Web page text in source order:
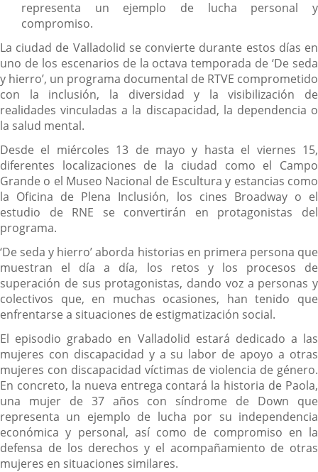
representa un ejemplo de lucha personal y
compromiso.
La ciudad de Valladolid se convierte durante estos días en
uno de los escenarios de la octava temporada de ‘De seda
y hierro’, un programa documental de RTVE comprometido
con la inclusión, la diversidad y la visibilización de
realidades vinculadas a la discapacidad, la dependencia o
la salud mental.
Desde el miércoles 13 de mayo y hasta el viernes 15,
diferentes localizaciones de la ciudad como el Campo
Grande o el Museo Nacional de Escultura y estancias como
la Oficina de Plena Inclusión, los cines Broadway o el
estudio de RNE se convertirán en protagonistas del
programa.
‘De seda y hierro’ aborda historias en primera persona que
muestran el día a día, los retos y los procesos de
superación de sus protagonistas, dando voz a personas y
colectivos que, en muchas ocasiones, han tenido que
enfrentarse a situaciones de estigmatización social.
El episodio grabado en Valladolid estará dedicado a las
mujeres con discapacidad y a su labor de apoyo a otras
mujeres con discapacidad víctimas de violencia de género.
En concreto, la nueva entrega contará la historia de Paola,
una mujer de 37 años con síndrome de Down que
representa un ejemplo de lucha por su independencia
económica y personal, así como de compromiso en la
defensa de los derechos y el acompañamiento de otras
mujeres en situaciones similares.